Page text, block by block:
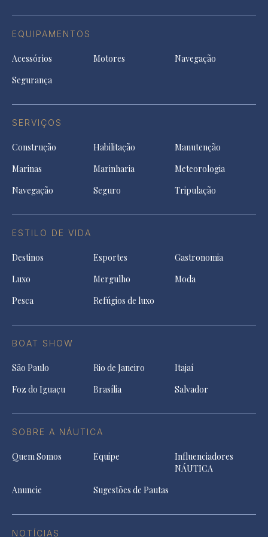
EQUIPAMENTOS
Acessórios Motores
Navegação
Segurança
SERVIÇOS
Construção Habilitação
Manutenção
Marinas
Marinharia
Meteorologia
Navegação
Seguro Tripulação
ESTILO DE VIDA
Destinos Esportes
Gastronomia
Luxo
Mergulho
Moda
Pesca
Refúgios de luxo
BOAT SHOW
São Paulo Rio de Janeiro
Itajaí
Foz do Iguaçu
Brasília Salvador
SOBRE A NÁUTICA
Quem Somos Equipe
Influenciadores
NÁUTICA
Anuncie
Sugestões de Pautas
NOTÍCIAS